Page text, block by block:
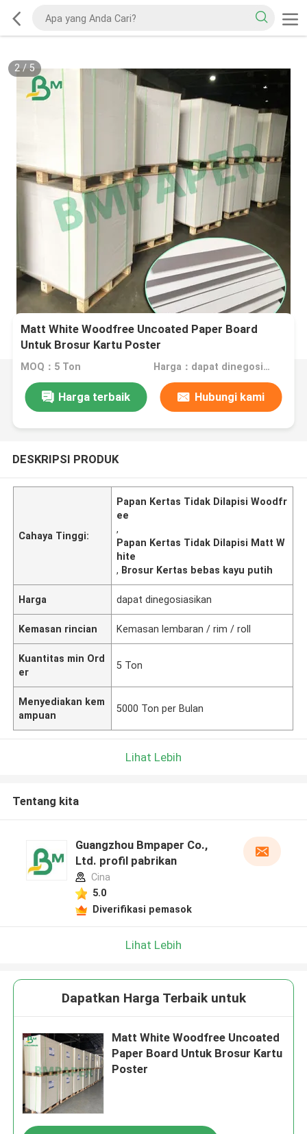
2/ 5
Matt White Woodfree Uncoated Paper Board
Untuk Brosur Kartu Poster
MOQ：5 Ton Harga：dapat dinegosiasikan
Harga terbaik Hubungi kami
DESKRIPSI PRODUK
Cahaya Tinggi:
Papan Kertas Tidak Dilapisi Woodfr
ee
,
Papan Kertas Tidak Dilapisi Matt W
hite
, Brosur Kertas bebas kayu putih
Harga dapat dinegosiasikan
Kemasan rincian Kemasan lembaran / rim / roll
Kuantitas min Ord
er
5 Ton
Menyediakan kem
ampuan
5000 Ton per Bulan
Lihat Lebih
Tentang kita
Guangzhou Bmpaper Co.,
Ltd. profil pabrikan
Cina
5.0
Diverifikasi pemasok
Lihat Lebih
Dapatkan Harga Terbaik untuk
Matt White Woodfree Uncoated
Paper Board Untuk Brosur Kartu
Poster